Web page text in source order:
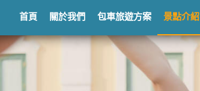
首頁 關於我們 包車旅遊方案 景點介紹